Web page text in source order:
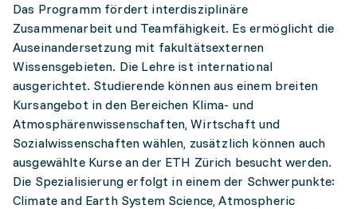
Das Programm fördert interdisziplinäre
Zusammenarbeit und Teamfähigkeit. Es ermöglicht die
Auseinandersetzung mit fakultätsexternen
Wissensgebieten. Die Lehre ist international
ausgerichtet. Studierende können aus einem breiten
Kursangebot in den Bereichen Klima- und
Atmosphärenwissenschaften, Wirtschaft und
Sozialwissenschaften wählen, zusätzlich können auch
ausgewählte Kurse an der ETH Zürich besucht werden.
Die Spezialisierung erfolgt in einem der Schwerpunkte:
Climate and Earth System Science, Atmospheric